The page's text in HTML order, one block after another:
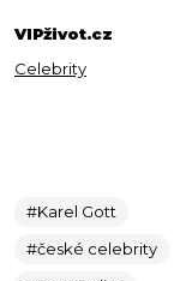
VIPživot.cz
Celebrity
#Karel Gott
#české celebrity